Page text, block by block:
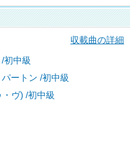
収載曲の詳細
初中級
ートン /初中級
ヴ) /初中級